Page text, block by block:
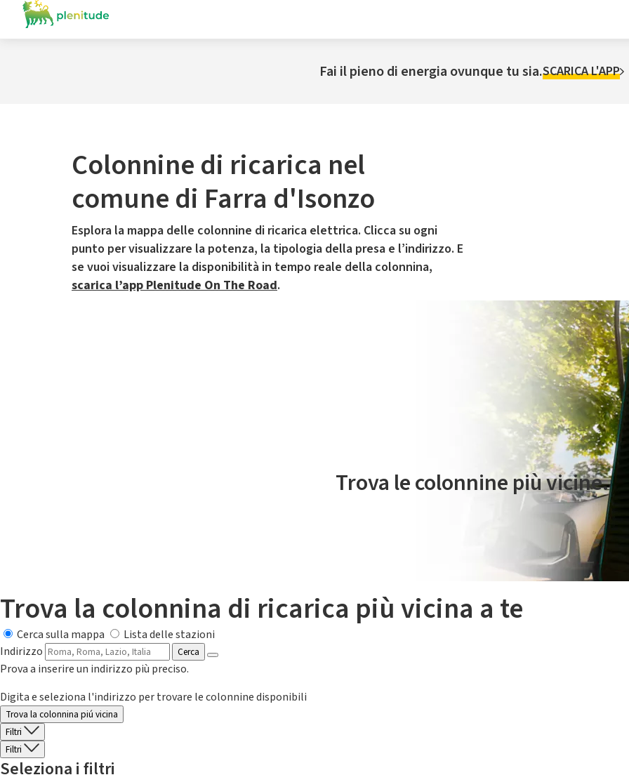
Fai il pieno di energia ovunque tu sia.SCARICA L'APP
Colonnine di ricarica nel
comune di Farra d'Isonzo
Esplora la mappa delle colonnine di ricarica elettrica. Clicca su ogni
punto per visualizzare la potenza, la tipologia della presa e l’indirizzo. E
se vuoi visualizzare la disponibilità in tempo reale della colonnina,
scarica l’app Plenitude On The Road.
Il servizio di mobilità elettrica è gestito da Plenitude On The Road
Trova le colonnine più vicine.
Trova la colonnina di ricarica più vicina a te
Cerca sulla mappa
Lista delle stazioni
Indirizzo
Cerca
Prova a inserire un indirizzo più preciso.
Digita e seleziona l'indirizzo per trovare le colonnine disponibili
Trova la colonnina piú vicina
Filtri
Filtri
Seleziona i filtri